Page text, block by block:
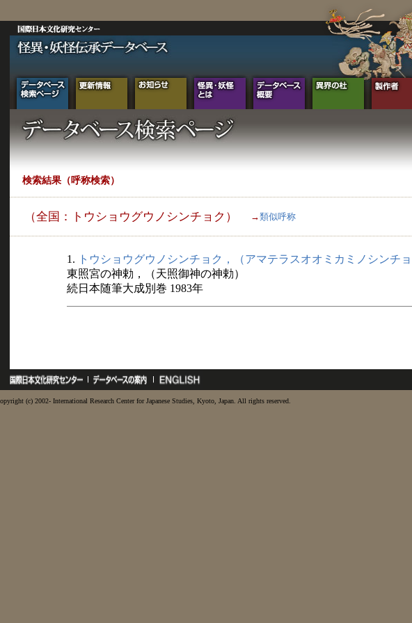
検索結果（呼称検索）
（全国：トウショウグウノシンチョク） →類似呼称
1.
トウショウグウノシンチョク，（アマテラスオオミカミノシンチョ
東照宮の神勅，（天照御神の神勅）
続日本随筆大成別巻 1983年
(c) 2002- International Research Center for Japanese Studies, Kyoto, Japan. All rights reserved.